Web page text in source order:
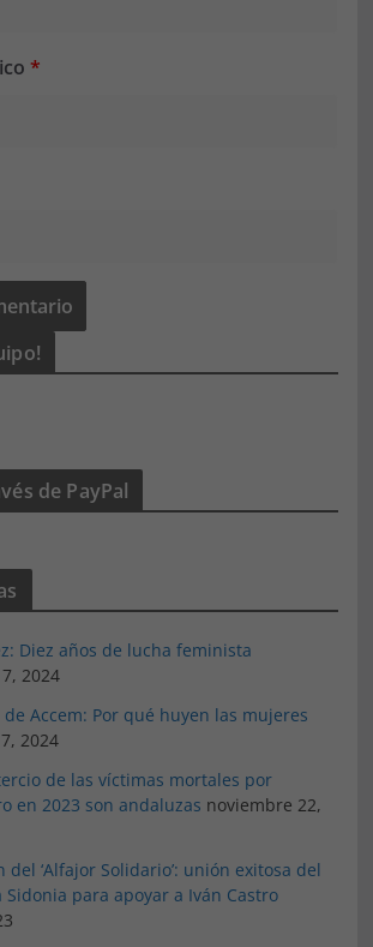
*
de PayPal
Diez años de lucha feminista
2024
de Accem: Por qué huyen las mujeres
2024
de las víctimas mortales por
en 2023 son andaluzas noviembre 22,
‘Alfajor Solidario’: unión exitosa del
para apoyar a Iván Castro